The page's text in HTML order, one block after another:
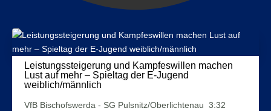
Leistungssteigerung und Kampfeswillen machen
Lust auf mehr – Spieltag der E-Jugend
weiblich/männlich
VfB Bischofswerda - SG Pulsnitz/Oberlichtenau 3:32